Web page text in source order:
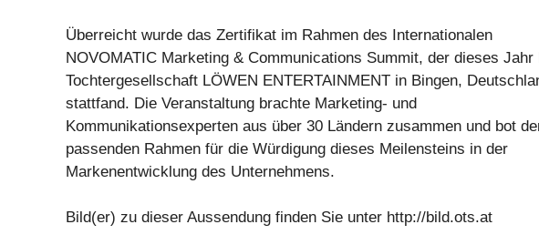
Überreicht wurde das Zertifikat im Rahmen des Internationalen
NOVOMATIC Marketing & Communications Summit, der dieses Jahr
Tochtergesellschaft LÖWEN ENTERTAINMENT in Bingen,
stattfand. Die Veranstaltung brachte Marketing- und
Kommunikationsexperten aus über 30 Ländern zusammen und bot
passenden Rahmen für die Würdigung dieses Meilensteins in der
Markenentwicklung des Unternehmens.
Bild(er) zu dieser Aussendung finden Sie unter http://bild.ots.at